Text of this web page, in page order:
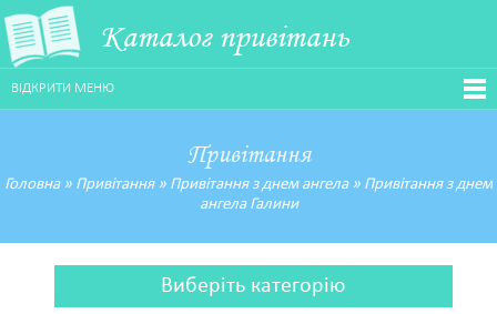
Каталог привітань
ВІДКРИТИ МЕНЮ
Привітання
Головна» Привітання» Привітання з днем ангела» Привітання з днем
ангела Галини
Виберіть категорію